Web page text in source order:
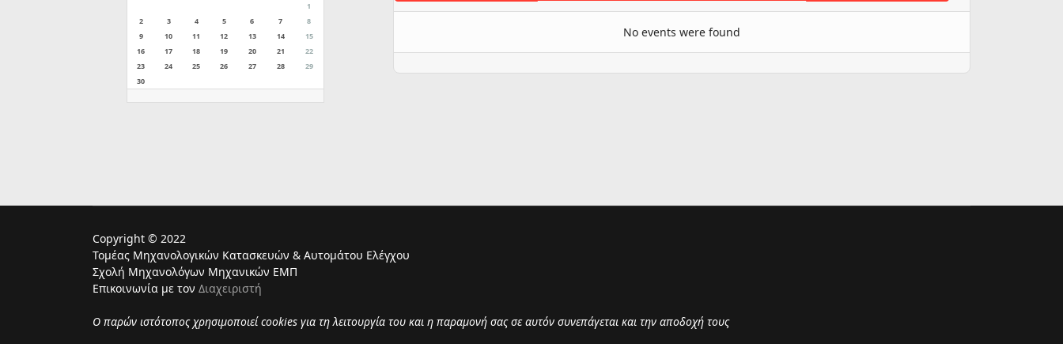
1
2
3 4 5 6 7
8
9
10 11 12 13 14
15
16
17 18 19 20 21
22
23
24 25 26 27 28
29
30
No events were found
Copyright © 2022
Τομέας Μηχανολογικών Κατασκευών & Αυτομάτου Ελέγχου
Σχολή Μηχανολόγων Μηχανικών ΕΜΠ
Επικοινωνία με τον Διαχειριστή
Ο παρών ιστότοπος χρησιμoποιεί cookies για τη λειτουργία του και η παραμονή σας σε αυτόν συνεπάγεται και την αποδοχή τους